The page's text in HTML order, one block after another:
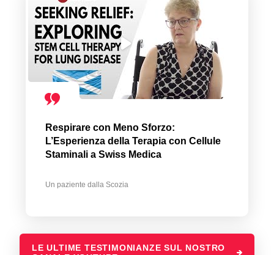
Respirare con Meno Sforzo:
L’Esperienza della Terapia con Cellule
Staminali a Swiss Medica
Un paziente dalla Scozia
LE ULTIME TESTIMONIANZE SUL NOSTRO